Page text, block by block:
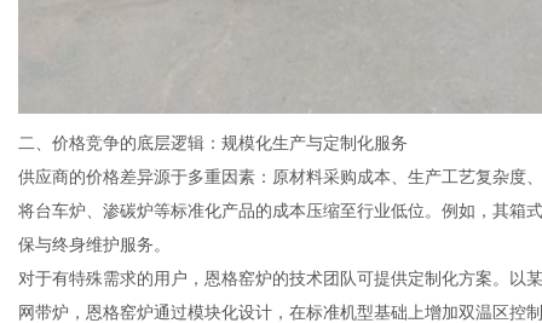
二、价格竞争的底层逻辑：规模化生产与定制化服务
供应商的价格差异源于多重因素：原材料采购成本、生产工艺复杂度
将台车炉、渗碳炉等标准化产品的成本压缩至行业低位。例如，其箱
保与终身维护服务。
对于有特殊需求的用户，恩格窑炉的技术团队可提供定制化方案。以
网带炉，恩格窑炉通过模块化设计，在标准机型基础上增加双温区控